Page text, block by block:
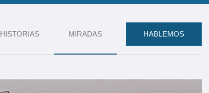
HISTORIAS MIRADAS HABLEMOS